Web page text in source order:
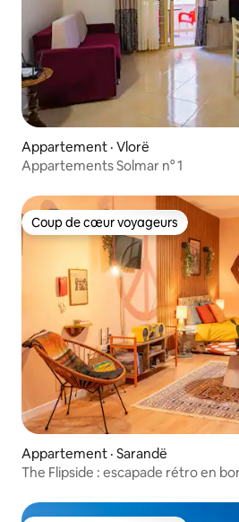
Appartement · Vlorë
Appartements Solmar n° 1
Coup de cœur voyageurs
Coup de cœur voyageurs
Appartement · Sarandë
The Flipside : escapade rétro en